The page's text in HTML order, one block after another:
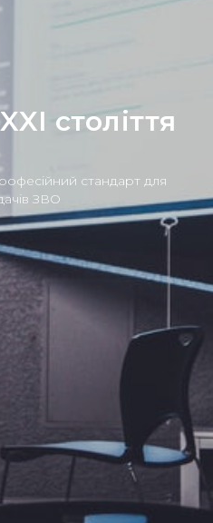
століття
стандарт для
ЗВО